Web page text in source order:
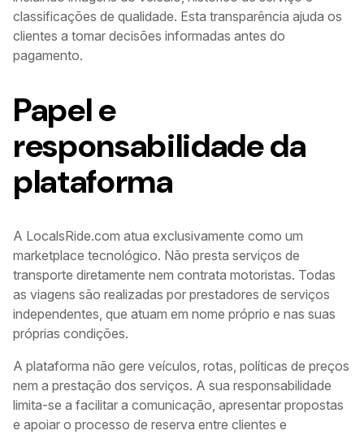
classificações de qualidade. Esta transparência ajuda os
clientes a tomar decisões informadas antes do
pagamento.
Papel e
responsabilidade da
plataforma
A LocalsRide.com atua exclusivamente como um
marketplace tecnológico. Não presta serviços de
transporte diretamente nem contrata motoristas. Todas
as viagens são realizadas por prestadores de serviços
independentes, que atuam em nome próprio e nas suas
próprias condições.
A plataforma não gere veículos, rotas, políticas de preços
nem a prestação dos serviços. A sua responsabilidade
limita-se a facilitar a comunicação, apresentar propostas
e apoiar o processo de reserva entre clientes e